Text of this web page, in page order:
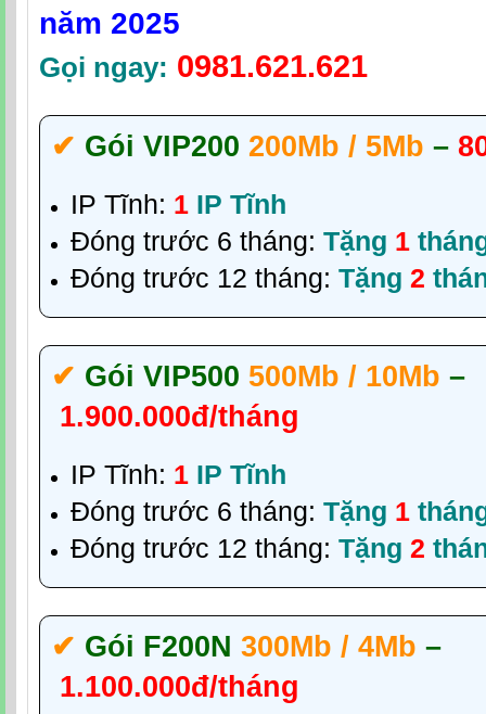
năm 2025
Gọi ngay: 0981.621.621
✔‎ Gói VIP200 200Mb / 5Mb –
IP Tĩnh: 1 IP Tĩnh
Đóng trước 6 tháng: Tặng 1
Đóng trước 12 tháng: Tặng 2
✔‎ Gói VIP500 500Mb / 10Mb –
1.900.000đ/tháng
IP Tĩnh: 1 IP Tĩnh
Đóng trước 6 tháng: Tặng 1
Đóng trước 12 tháng: Tặng 2
✔‎ Gói F200N 300Mb / 4Mb –
1.100.000đ/tháng